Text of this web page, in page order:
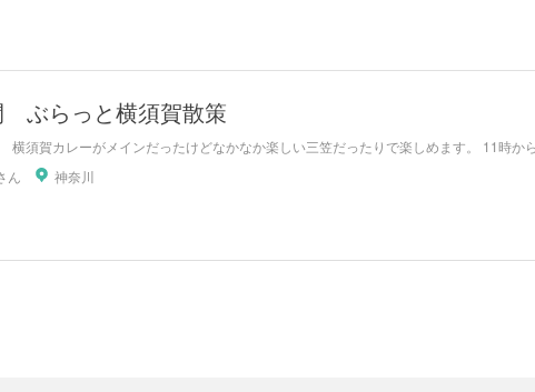
ぶらっと横須賀散策
横須賀カレーがメインだったけどなかなか楽しい三笠だったりで楽しめます。 11時か
ん
神奈川